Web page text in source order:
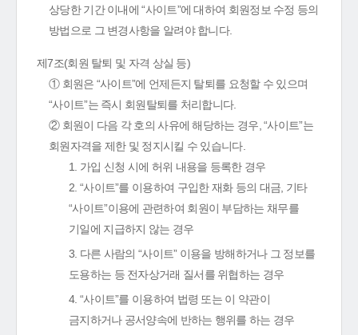
상당한 기간 이내에 “사이트”에 대하여 회원정보 수정 등의
방법으로 그 변경사항을 알려야 합니다.
제7조(회원 탈퇴 및 자격 상실 등)
① 회원은 “사이트”에 언제든지 탈퇴를 요청할 수 있으며
“사이트”는 즉시 회원탈퇴를 처리합니다.
② 회원이 다음 각 호의 사유에 해당하는 경우, “사이트”는
회원자격을 제한 및 정지시킬 수 있습니다.
1. 가입 신청 시에 허위 내용을 등록한 경우
2. “사이트”를 이용하여 구입한 재화 등의 대금, 기타
“사이트”이용에 관련하여 회원이 부담하는 채무를
기일에 지급하지 않는 경우
3. 다른 사람의 “사이트” 이용을 방해하거나 그 정보를
도용하는 등 전자상거래 질서를 위협하는 경우
4. “사이트”를 이용하여 법령 또는 이 약관이
금지하거나 공서양속에 반하는 행위를 하는 경우